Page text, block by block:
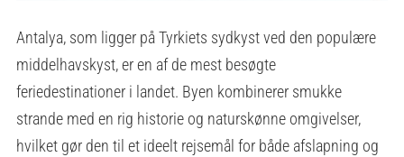
Antalya, som ligger på Tyrkiets sydkyst ved den populære
middelhavskyst, er en af de mest besøgte
feriedestinationer i landet. Byen kombinerer smukke
strande med en rig historie og naturskønne omgivelser,
hvilket gør den til et ideelt rejsemål for både afslapning og